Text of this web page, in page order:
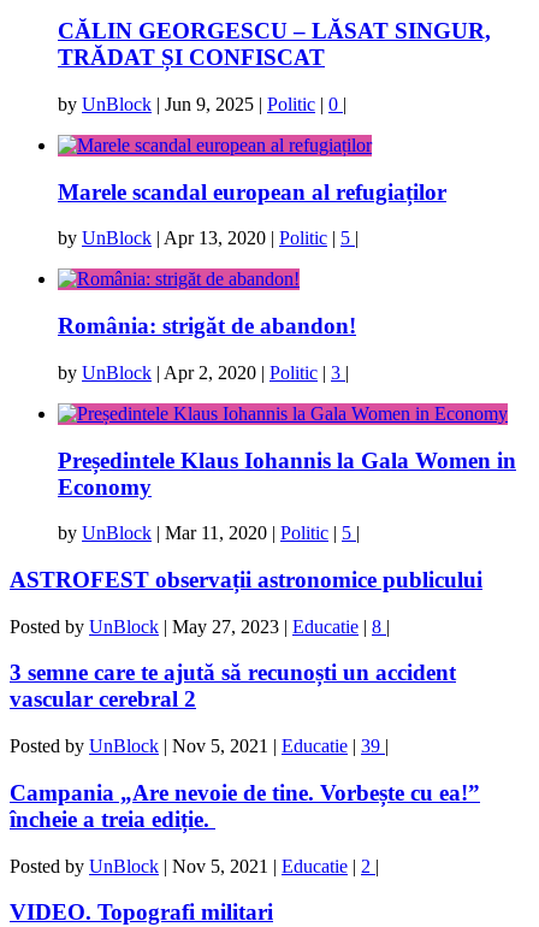
CĂLIN GEORGESCU – LĂSAT SINGUR,
TRĂDAT ȘI CONFISCAT
by UnBlock | Jun 9, 2025 | Politic | 0 |
Marele scandal european al refugiaților
by UnBlock | Apr 13, 2020 | Politic | 5 |
România: strigăt de abandon!
by UnBlock | Apr 2, 2020 | Politic | 3 |
Președintele Klaus Iohannis la Gala Women in
Economy
by UnBlock | Mar 11, 2020 | Politic | 5 |
ASTROFEST observații astronomice publicului
Posted by UnBlock | May 27, 2023 | Educatie | 8 |
3 semne care te ajută să recunoști un accident
vascular cerebral 2
Posted by UnBlock | Nov 5, 2021 | Educatie | 39 |
Campania „Are nevoie de tine. Vorbește cu ea!”
încheie a treia ediție.
Posted by UnBlock | Nov 5, 2021 | Educatie | 2 |
VIDEO. Topografi militari